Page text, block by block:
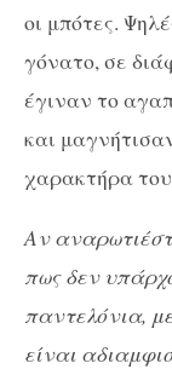
οι μπότες.
γόνατο, σε
έγιναν το
και
χαρακτήρα
Αν
πως δεν
παντελόνια,
είναι